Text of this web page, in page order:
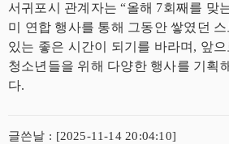
서귀포시 관계자는 “올해 7회째를 맞
미 연합 행사를 통해 그동안 쌓였던
있는 좋은 시간이 되기를 바라며, 앞으
청소년들을 위해 다양한 행사를 기획
다.
글쓴날 : [2025-11-14 20:04:10]